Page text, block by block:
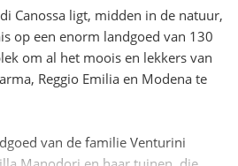
Canossa ligt, midden in de natuur,
op een enorm landgoed van 130
om al het moois en lekkers van
Reggio Emilia en Modena te
van de familie Venturini